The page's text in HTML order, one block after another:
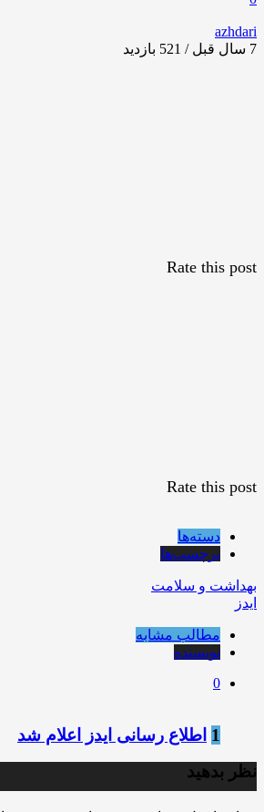
azhdari
7 سال قبل / 521
بازدید
Rate this post
Rate this post
دسته‌ها
برچسب‌ها
بهداشت و سلامت
ایدز
مطالب مشابه
نویسنده
0
1 اطلاع رسانی ایدز اعلام شد
نظر بدهید